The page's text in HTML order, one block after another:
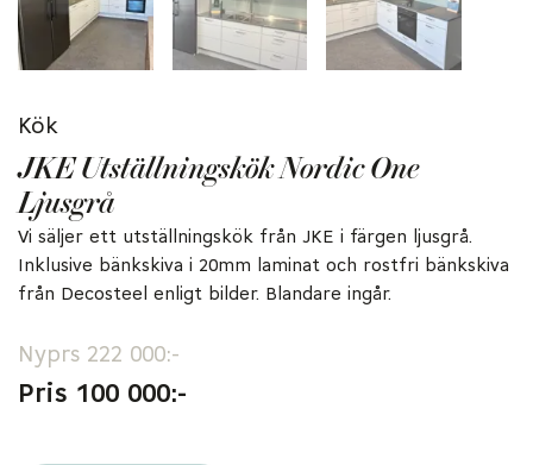
Kök
JKE Utställningskök Nordic One
Ljusgrå
Vi säljer ett utställningskök från JKE i färgen ljusgrå.
Inklusive bänkskiva i 20mm laminat och rostfri bänkskiva
från Decosteel enligt bilder. Blandare ingår.
Nyprs 222 000:-
Pris 100 000:-